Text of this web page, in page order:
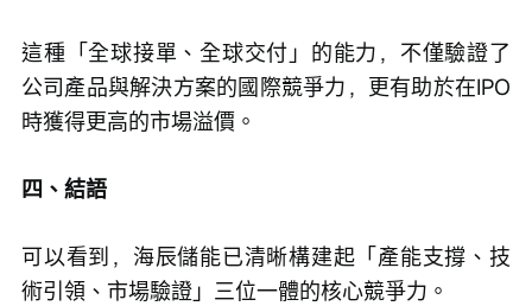
這種「全球接單、全球交付」的能力，不僅驗證了
公司產品與解決方案的國際競爭力，更有助於在IPO
時獲得更高的市場溢價。
四、結語
可以看到，海辰儲能已清晰構建起「產能支撐、技
術引領、市場驗證」三位一體的核心競爭力。